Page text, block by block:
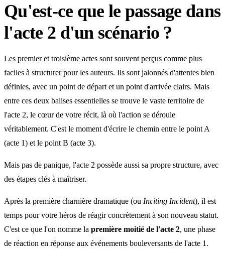
Qu'est-ce que le passage dans
l'acte 2 d'un scénario ?
Les premier et troisième actes sont souvent perçus comme plus
faciles à structurer pour les auteurs. Ils sont jalonnés d'attentes bien
définies, avec un point de départ et un point d'arrivée clairs. Mais
entre ces deux balises essentielles se trouve le vaste territoire de
l'acte 2, le cœur de votre récit, là où l'action se déroule
véritablement. C'est le moment d'écrire le chemin entre le point A
(acte 1) et le point B (acte 3).
Mais pas de panique, l'acte 2 possède aussi sa propre structure, avec
des étapes clés à maîtriser.
Après la première charnière dramatique (ou Inciting Incident), il est
temps pour votre héros de réagir concrètement à son nouveau statut.
C'est ce que l'on nomme la première moitié de l'acte 2, une phase
de réaction en réponse aux événements bouleversants de l'acte 1.